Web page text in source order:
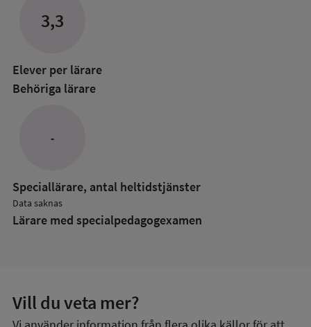
3,3
Elever per lärare
Behöriga lärare
-
Speciallärare, antal heltidstjänster
Data saknas
Lärare med specialpedagog­examen
Vill du veta mer?